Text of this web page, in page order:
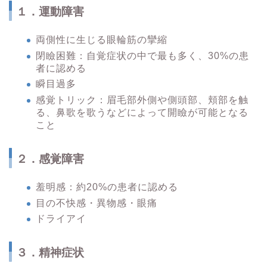
１．運動障害
両側性に生じる眼輪筋の攣縮
閉瞼困難：自覚症状の中で最も多く、30%の患
者に認める
瞬目過多
感覚トリック：眉毛部外側や側頭部、頬部を触
る、鼻歌を歌うなどによって開瞼が可能となる
こと
２．感覚障害
羞明感：約20%の患者に認める
目の不快感・異物感・眼痛
ドライアイ
３．精神症状